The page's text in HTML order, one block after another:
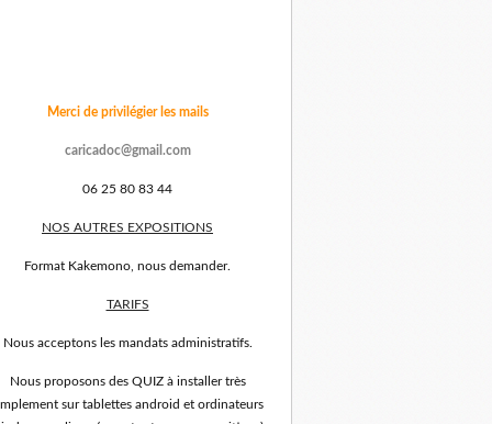
Merci de privilégier les mails
caricadoc@gmail.com
06 25 80 83 44
NOS AUTRES EXPOSITIONS
Format Kakemono, nous demander.
TARIFS
Nous acceptons les mandats administratifs.
Nous proposons des QUIZ à installer très
sur tablettes android et ordinateurs